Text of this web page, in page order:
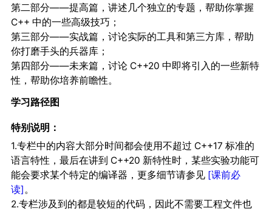
第二部分——提高篇，讲述几个独立的专题，帮助你掌握
C++ 中的一些高级技巧；
第三部分——实战篇，讨论实际的工具和第三方库，帮助
你打磨手头的兵器库；
第四部分——未来篇，讨论 C++20 中即将引入的一些新特
性，帮助你培养前瞻性。
学习路径图
特别说明：
1.专栏中的内容大部分时间都会使用不超过 C++17 标准的
语言特性，最后在讲到 C++20 新特性时，某些实验功能可
能会要求某个特定的编译器，更多细节请参见 [课前必
读]。
2.专栏涉及到的都是较短的代码，因此不需要工程文件也